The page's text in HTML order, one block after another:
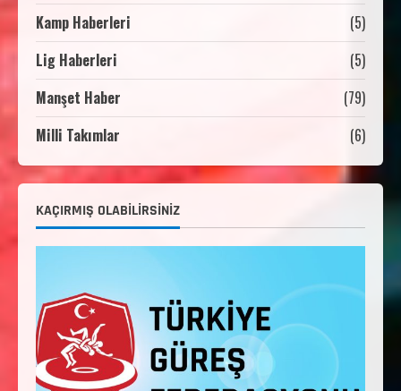
Temmuz 2, 2026
4
Eğitimi Sivas’ta Açılıyor
Eğitimi Sivas’ta Açılıyor
Kamp Haberleri
(5)
Lig Haberleri
(5)
Manşet Haber
(79)
Milli Takımlar
(6)
KAÇIRMIŞ OLABILIRSINIZ